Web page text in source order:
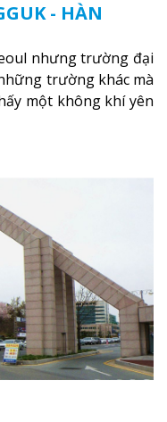
- HÀN
nhưng trường đại
trường khác mà
một không khí yên